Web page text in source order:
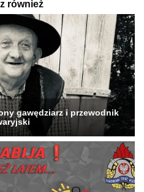
również
gawędziarz i przewodnik